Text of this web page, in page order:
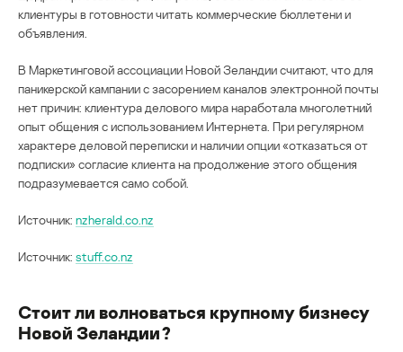
клиентуры в готовности читать коммерческие бюллетени и
объявления.
В Маркетинговой ассоциации Новой Зеландии считают, что для
паникерской кампании с засорением каналов электронной почты
нет причин: клиентура делового мира наработала многолетний
опыт общения с использованием Интернета. При регулярном
характере деловой переписки и наличии опции «отказаться от
подписки» согласие клиента на продолжение этого общения
подразумевается само собой.
Источник: nzherald.co.nz
Источник: stuff.co.nz
Стоит ли волноваться крупному бизнесу
Новой Зеландии?